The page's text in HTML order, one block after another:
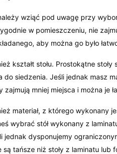
wziąć pod uwagę przy
w pomieszczeniu, nie
aby można go było
kształt stołu. Prostokątne
do siedzenia. Jeśli jednak masz
zajmują mniej miejsca i można je
materiał, z którego wykonany
wybrać stół wykonany z
jednak dysponujemy
są tańsze niż stoły z laminatu lub